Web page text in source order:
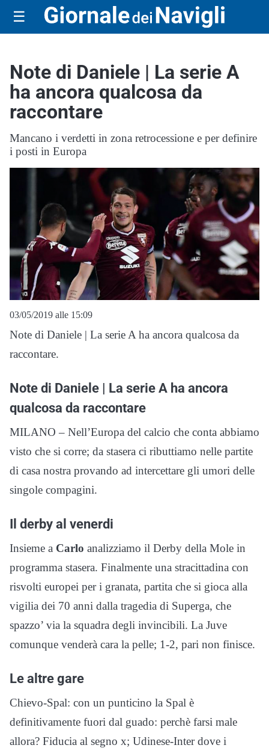
☰
Note di Daniele | La serie A
ha ancora qualcosa da
raccontare
Mancano i verdetti in zona retrocessione e per definire
i posti in Europa
03/05/2019 alle 15:09
Note di Daniele | La serie A ha ancora qualcosa da
raccontare.
Note di Daniele | La serie A ha ancora
qualcosa da raccontare
MILANO – Nell’Europa del calcio che conta abbiamo
visto che si corre; da stasera ci ributtiamo nelle partite
di casa nostra provando ad intercettare gli umori delle
singole compagini.
Il derby al venerdi
Insieme a Carlo analizziamo il Derby della Mole in
programma stasera. Finalmente una stracittadina con
risvolti europei per i granata, partita che si gioca alla
vigilia dei 70 anni dalla tragedia di Superga, che
spazzo’ via la squadra degli invincibili. La Juve
comunque venderà cara la pelle; 1-2, pari non finisce.
Le altre gare
Chievo-Spal: con un punticino la Spal è
definitivamente fuori dal guado: perchè farsi male
allora? Fiducia al segno x; Udinese-Inter dove i